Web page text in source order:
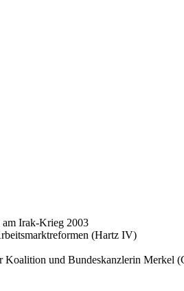
am Irak-Krieg 2003
(Hartz IV)
Koalition und Bundeskanzlerin Merkel